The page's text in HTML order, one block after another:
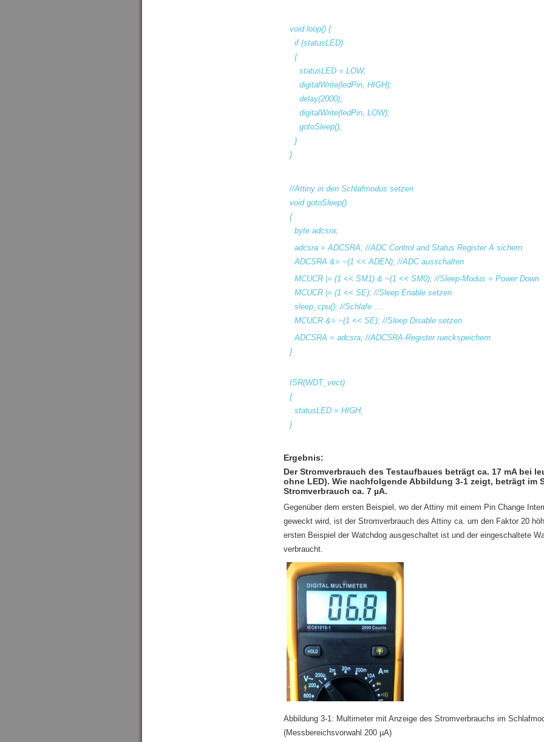
void loop() {
if (statusLED)
{
statusLED = LOW;
digitalWrite(ledPin, HIGH);
delay(2000);
digitalWrite(ledPin, LOW);
gotoSleep();
}
}
//Attiny in den Schlafmodus setzen
void gotoSleep()
{
byte adcsra;
adcsra = ADCSRA; //ADC Control and Status Register A sichern
ADCSRA &= ~(1 << ADEN); //ADC ausschalten
MCUCR |= (1 << SM1) & ~(1 << SM0); //Sleep-Modus = Power Down
MCUCR |= (1 << SE); //Sleep Enable setzen
sleep_cpu(); //Schlafe ....
MCUCR &= ~(1 << SE); //Sleep Disable setzen
ADCSRA = adcsra; //ADCSRA-Register rueckspeichern
}
ISR(WDT_vect)
{
statusLED = HIGH;
}
Ergebnis:
Der Stromverbrauch des Testaufbaues beträgt ca. 17 mA bei
ohne LED). Wie nachfolgende Abbildung 3-1 zeigt, beträgt im
Stromverbrauch ca. 7 µA.
Gegenüber dem ersten Beispiel, wo der Attiny mit einem Pin Change
geweckt wird, ist der Stromverbrauch des Attiny ca. um den Faktor 20
ersten Beispiel der Watchdog ausgeschaltet ist und der eingeschaltete
verbraucht.
Abbildung 3-1: Multimeter mit Anzeige des Stromverbrauchs im
(Messbereichsvorwahl 200 µA)